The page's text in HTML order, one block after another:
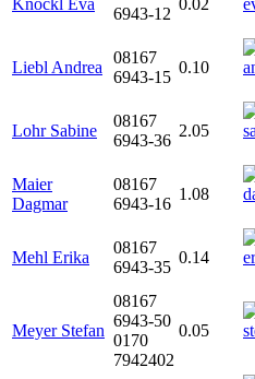
Knöckl Eva
6943-12
0.02
Liebl Andrea
08167
6943-15
0.10
Lohr Sabine
08167
6943-36
2.05
Maier
Dagmar
08167
6943-16
1.08
Mehl Erika
08167
6943-35
0.14
Meyer Stefan
08167
6943-50
0170
7942402
0.05